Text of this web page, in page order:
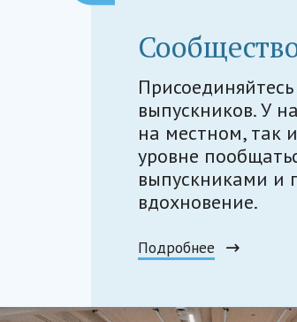
выпускников. У
на местном, так
уровне
выпускниками и
вдохновение.
Подробнее